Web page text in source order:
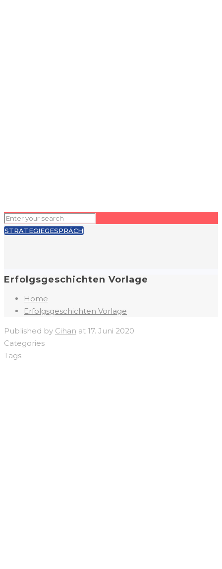
STRATEGIEGESPRÄCH
Erfolgsgeschichten Vorlage
Home
Erfolgsgeschichten Vorlage
Published by Cihan at 17. Juni 2020
Categories
Tags